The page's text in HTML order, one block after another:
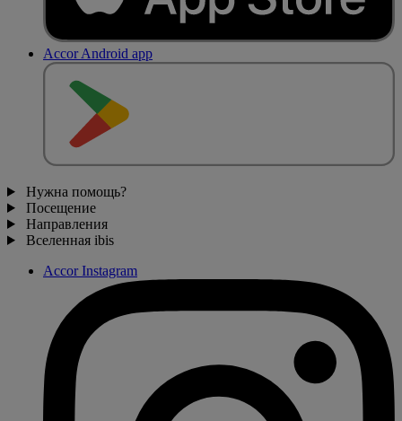
Accor Android app
Нужна помощь?
Посещение
Направления
Вселенная ibis
Accor Instagram